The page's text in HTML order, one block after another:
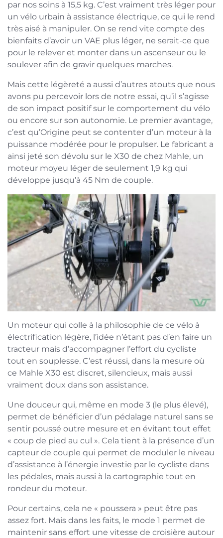
par nos soins à 15,5 kg. C’est vraiment très léger pour
un vélo urbain à assistance électrique, ce qui le rend
très aisé à manipuler. On se rend vite compte des
bienfaits d’avoir un VAE plus léger, ne serait-ce que
pour le relever et monter dans un ascenseur ou le
soulever afin de gravir quelques marches.
Mais cette légèreté a aussi d’autres atouts que nous
avons pu percevoir lors de notre essai, qu’il s’agisse
de son impact positif sur le comportement du vélo
ou encore sur son autonomie. Le premier avantage,
c’est qu’Origine peut se contenter d’un moteur à la
puissance modérée pour le propulser. Le fabricant a
ainsi jeté son dévolu sur le X30 de chez Mahle, un
moteur moyeu léger de seulement 1,9 kg qui
développe jusqu’à 45 Nm de couple.
Un moteur qui colle à la philosophie de ce vélo à
électrification légère, l’idée n’étant pas d’en faire un
tracteur mais d’accompagner l’effort du cycliste
tout en souplesse. C’est réussi, dans la mesure où
ce Mahle X30 est discret, silencieux, mais aussi
vraiment doux dans son assistance.
Une douceur qui, même en mode 3 (le plus élevé),
permet de bénéficier d’un pédalage naturel sans se
sentir poussé outre mesure et en évitant tout effet
« coup de pied au cul ». Cela tient à la présence d’un
capteur de couple qui permet de moduler le niveau
d’assistance à l’énergie investie par le cycliste dans
les pédales, mais aussi à la cartographie tout en
rondeur du moteur.
Pour certains, cela ne « poussera » peut être pas
assez fort. Mais dans les faits, le mode 1 permet de
maintenir sans effort une vitesse de croisière autour